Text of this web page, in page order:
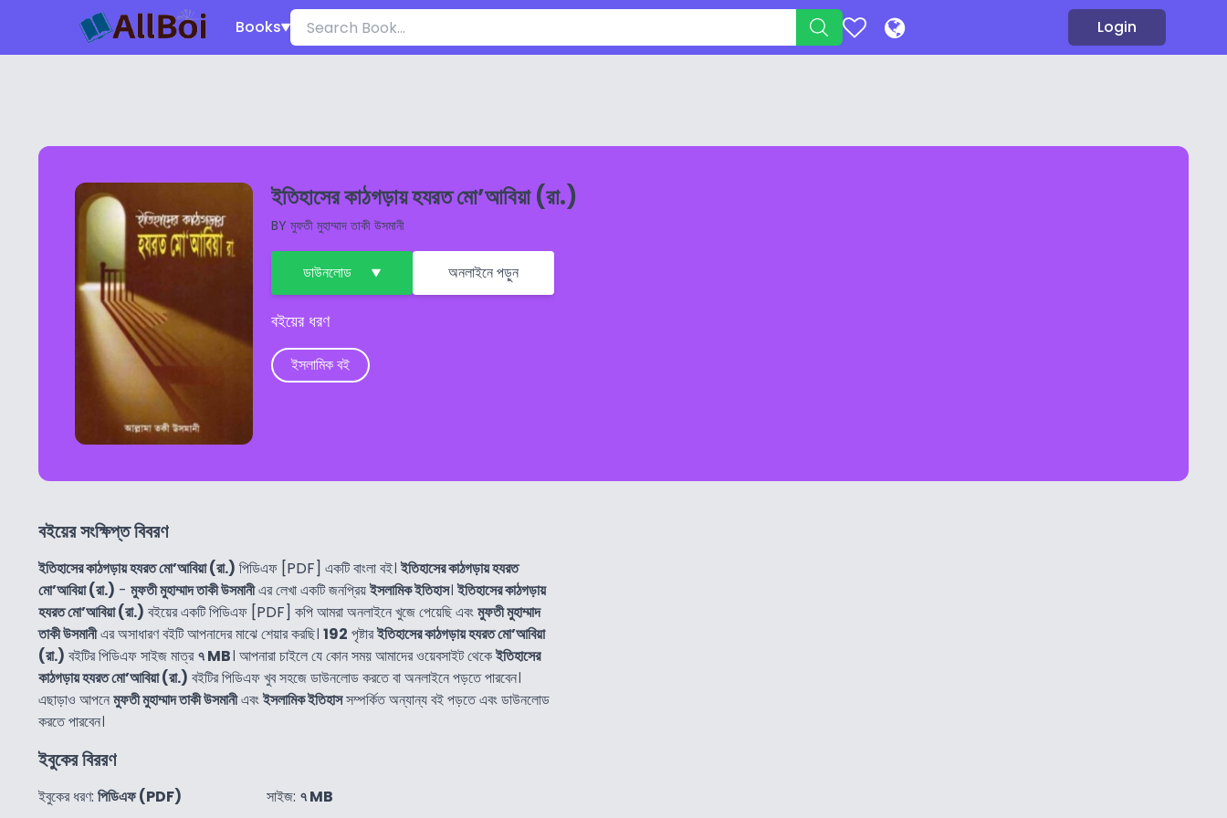
Books Login
ইতিহাসের কাঠগড়ায় হযরত মো’আবিয়া (রা.)
BY মুফতী মুহাম্মাদ তাকী উসমানী
ডাউনলোড অনলাইনে পড়ুন
বইয়ের ধরণ
ইসলামিক বই
বইয়ের সংক্ষিপ্ত বিবরণ
ইতিহাসের কাঠগড়ায় হযরত মো’আবিয়া (রা.) পিডিএফ [PDF] একটি বাংলা বই। ইতিহাসের কাঠগড়ায় হযরত
মো’আবিয়া (রা.) - মুফতী মুহাম্মাদ তাকী উসমানীএর লেখা একটি জনপ্রিয়ইসলামিক ইতিহাস। ইতিহাসের কাঠগড়ায়
হযরত মো’আবিয়া (রা.) বইয়ের একটি পিডিএফ [PDF] কপি আমরা অনলাইনে খুজে পেয়েছি এবংমুফতী মুহাম্মাদ
তাকী উসমানীএর অসাধারণ বইটি আপনাদের মাঝে শেয়ার করছি। 192 পৃষ্টারইতিহাসের কাঠগড়ায় হযরত মো’আবিয়া
(রা.) বইটির পিডিএফ সাইজ মাত্র৭ MB। আপনারা চাইলে যে কোন সময় আমাদের ওয়েবসাইট থেকেইতিহাসের
কাঠগড়ায় হযরত মো’আবিয়া (রা.) বইটির পিডিএফ খুব সহজে ডাউনলোড করতে বা অনলাইনে পড়তে পারবেন।
এছাড়াও আপনেমুফতী মুহাম্মাদ তাকী উসমানীএবংইসলামিক ইতিহাসসম্পর্কিত অন্যান্য বই পড়তে এবং ডাউনলোড
করতে পারবেন।
ইবুকের বিররণ
ইবুকের ধরণ: পিডিএফ (PDF)
সাইজ: ৭ MB